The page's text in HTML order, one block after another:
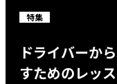
特集
ドライバーか
すためのレッ